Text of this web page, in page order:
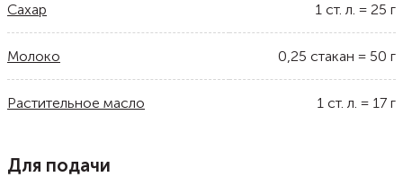
Сахар 1 ст. л. = 25 г
Молоко 0,25 стакан = 50 г
Растительное масло 1 ст. л. = 17 г
Для подачи